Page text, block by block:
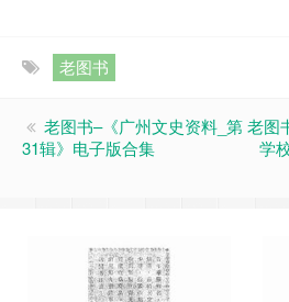
老图书
老图书–《广州文史资料_第
31辑》电子版合集
老图
学